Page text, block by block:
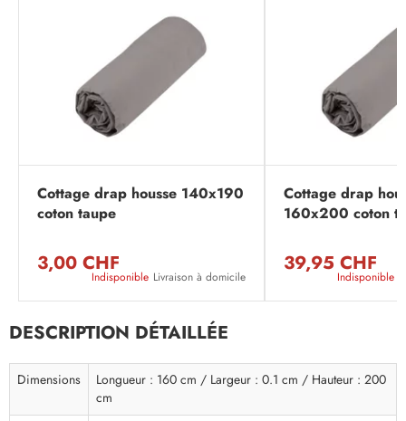
Cottage drap housse 140x190
coton taupe
3,00 CHF
Indisponible Livraison à domicile
Cottage drap
160x200 coton
39,95 CHF
Indisponible
DESCRIPTION DÉTAILLÉE
Dimensions
Longueur : 160 cm / Largeur : 0.1 cm / Hauteur : 200
cm